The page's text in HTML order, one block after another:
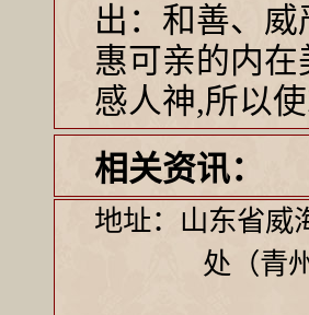
出：和善、
惠可亲的内
感人神,所以
相关资讯：
地址：山东省威
处（青